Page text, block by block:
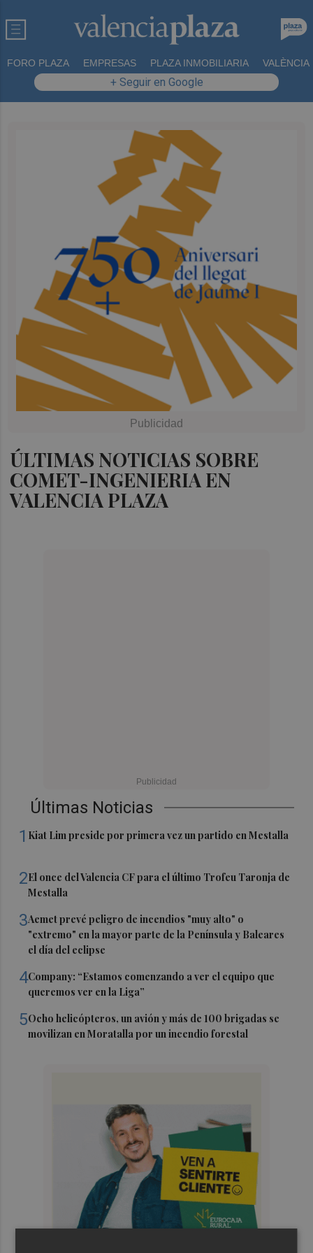
FORO PLAZA EMPRESAS PLAZA INMOBILIARIA VALÈNCIA
+ Seguir en Google
ÚLTIMAS NOTICIAS SOBRE
COMET-INGENIERIA EN
VALENCIA PLAZA
Últimas Noticias
1 Kiat Lim preside por primera vez un partido en Mestalla
2El once del Valencia CF para el último Trofeu Taronja de
Mestalla
3Aemet prevé peligro de incendios "muy alto" o
"extremo" en la mayor parte de la Península y Baleares
el día del eclipse
4Company: “Estamos comenzando a ver el equipo que
queremos ver en la Liga”
5Ocho helicópteros, un avión y más de 100 brigadas se
movilizan en Moratalla por un incendio forestal